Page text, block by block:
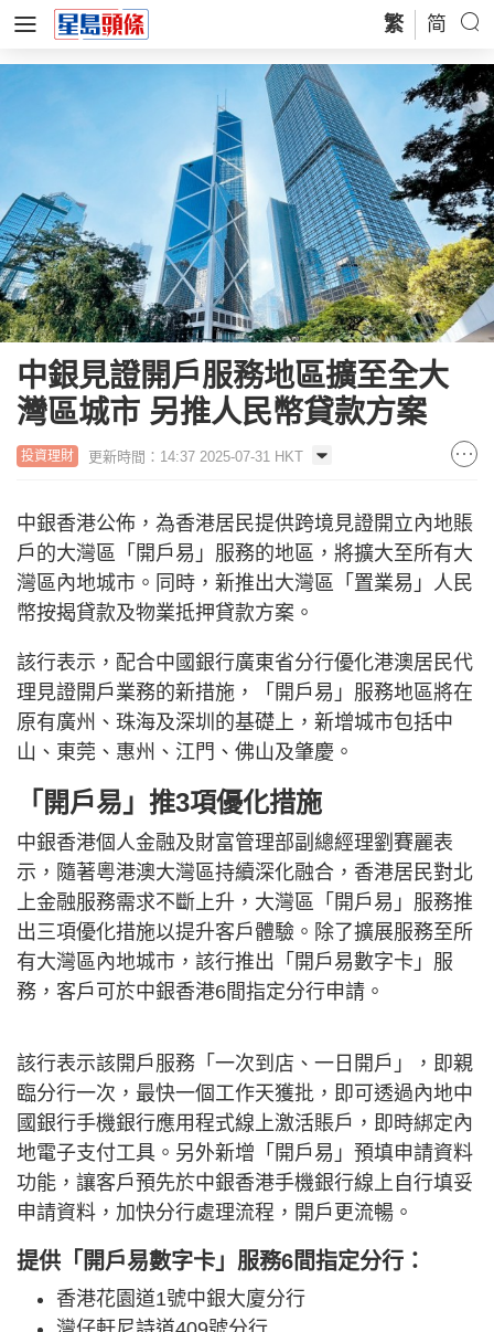
繁 简
中銀見證開戶服務地區擴至全大
灣區城市 另推人民幣貸款方案
投資理財 更新時間：14:37 2025-07-31 HKT
中銀香港公佈，為香港居民提供跨境見證開立內地賬
戶的大灣區「開戶易」服務的地區，將擴大至所有大
灣區內地城市。同時，新推出大灣區「置業易」人民
幣按揭貸款及物業抵押貸款方案。
該行表示，配合中國銀行廣東省分行優化港澳居民代
理見證開戶業務的新措施，「開戶易」服務地區將在
原有廣州、珠海及深圳的基礎上，新增城市包括中
山、東莞、惠州、江門、佛山及肇慶。
「開戶易」推3項優化措施
中銀香港個人金融及財富管理部副總經理劉賽麗表
示，隨著粵港澳大灣區持續深化融合，香港居民對北
上金融服務需求不斷上升，大灣區「開戶易」服務推
出三項優化措施以提升客戶體驗。除了擴展服務至所
有大灣區內地城市，該行推出「開戶易數字卡」服
務，客戶可於中銀香港6間指定分行申請。
該行表示該開戶服務「一次到店、一日開戶」，即親
臨分行一次，最快一個工作天獲批，即可透過內地中
國銀行手機銀行應用程式線上激活賬戶，即時綁定內
地電子支付工具。另外新增「開戶易」預填申請資料
功能，讓客戶預先於中銀香港手機銀行線上自行填妥
申請資料，加快分行處理流程，開戶更流暢。
提供「開戶易數字卡」服務6間指定分行：
香港花園道1號中銀大廈分行